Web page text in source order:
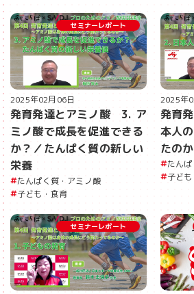
セミナーレポート
2025年02月06日
発育発達とアミノ酸 3. ア
ミノ酸で成長を促進できる
か？／たんぱく質の新しい
栄養
たんぱく質・アミノ酸
子ども・食育
2025年
発育
本人
たの
たん
子ど
セミナーレポート